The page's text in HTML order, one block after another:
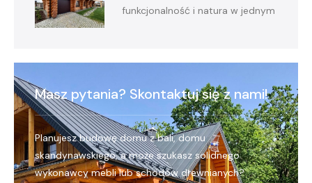
funkcjonalność i natura w jednym
Masz pytania? Skontaktuj się z nami!
Planujesz budowę domu z bali, domu
skandynawskiego, a może szukasz solidnego
wykonawcy mebli lub schodów drewnianych?